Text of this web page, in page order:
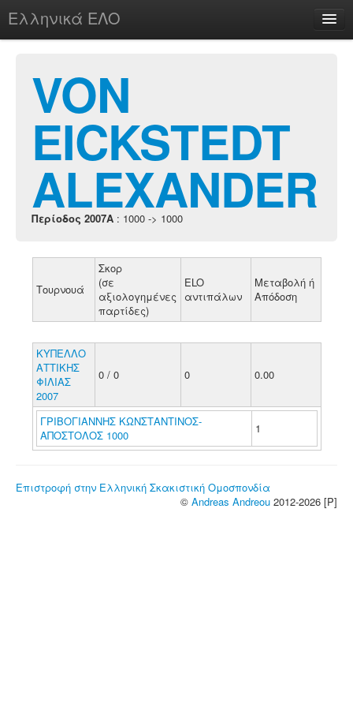
Ελληνικά ΕΛΟ
chesstu.be @ discord
Login
VON
EICKSTEDT
ALEXANDER
Περίοδος 2007A : 1000 -> 1000
Τουρνουά
Σκορ
(σε
αξιολογημένες
παρτίδες)
ELO
αντιπάλων
Μεταβολή ή
Απόδοση
ΚΥΠΕΛΛΟ
ΑΤΤΙΚΗΣ
ΦΙΛΙΑΣ
2007
0 / 0 0 0.00
ΓΡΙΒΟΓΙΑΝΝΗΣ ΚΩΝΣΤΑΝΤΙΝΟΣ-
ΑΠΟΣΤΟΛΟΣ 1000
1
Επιστροφή στην Ελληνική Σκακιστική Ομοσπονδία
© Andreas Andreou 2012-2026 [P]